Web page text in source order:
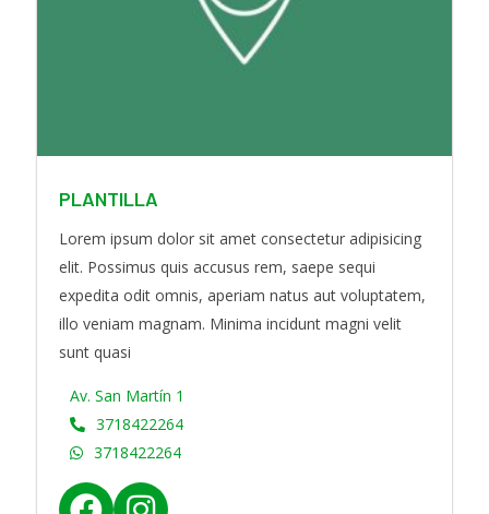
PLANTILLA
Lorem ipsum dolor sit amet consectetur adipisicing
elit. Possimus quis accusus rem, saepe sequi
expedita odit omnis, aperiam natus aut voluptatem,
illo veniam magnam. Minima incidunt magni velit
sunt quasi
Av. San Martín 1
3718422264
3718422264